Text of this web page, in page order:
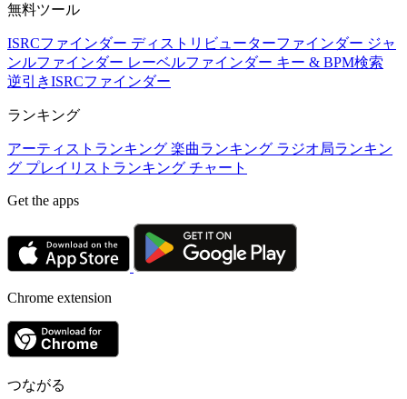
無料ツール
ISRCファインダー ディストリビューターファインダー ジャ
ンルファインダー レーベルファインダー キー & BPM検索
逆引きISRCファインダー
ランキング
アーティストランキング 楽曲ランキング ラジオ局ランキン
グ プレイリストランキング チャート
Get the apps
Chrome extension
つながる